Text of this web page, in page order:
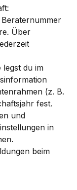
Über
legst du im
(z. B.
fest.
und
in
beim